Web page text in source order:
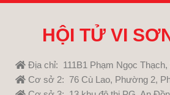
HỘI TỬ VI
Địa chỉ: 111B1 Phạm Ngọc
Cơ sở 2: 76 Cù Lao, Phường 2,